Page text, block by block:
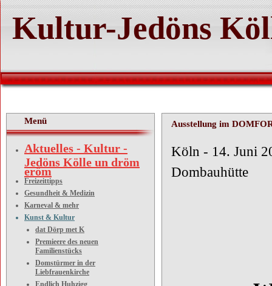
Kultur-Jedöns
Menü
Aktuelles - Kultur -
Jedöns Kölle un dröm
eröm
Freizeittipps
Gesundheit & Medizin
Karneval & mehr
Kunst & Kultur
dat Dörp met K
Premieere des neuen
Familienstücks
Domstürmer in der
Liebfrauenkirche
Endlich Huhzigg
Ausstellung im
Köln
Dombauhütte